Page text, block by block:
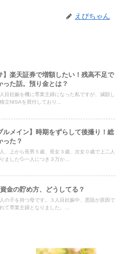
えびちゃん
】楽天証券で増額したい！残高不足で
った話。預り金とは？
目妊娠を機に専業主婦になった私ですが、減額し
立NISAを買付しており...
ルメイン】時期をずらして後撮り！総
った？
、上から長男５歳、長女３歳、次女０歳で上二人
ました💦一人につき３万か...
金の貯め方、どうしてる？
の子を持つ母です。３人目妊娠中、悪阻が原因で
て専業主婦となりました。...